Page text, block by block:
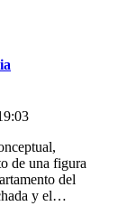
de una figura
del
y el…